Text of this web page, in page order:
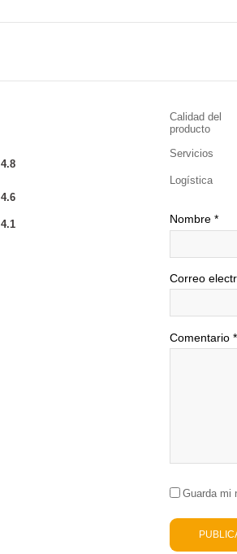
4.8
4.6
4.1
Calidad del
producto
Servicios
Logística
Comentario *
Nombre *
Correo
Guarda mi